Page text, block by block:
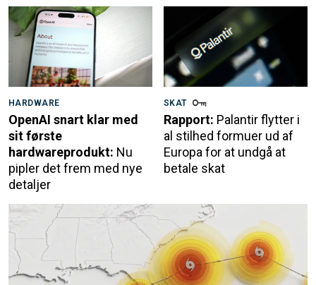
HARDWARE
OpenAI snart klar med
sit første
hardwareprodukt: Nu
pipler det frem med nye
detaljer
SKAT
Rapport: Palantir flytter i
al stilhed formuer ud af
Europa for at undgå at
betale skat